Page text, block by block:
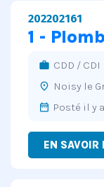
202202161
1 -
work CDD / CDI
place Noisy le
date_range Posté il y
EN SAVOIR